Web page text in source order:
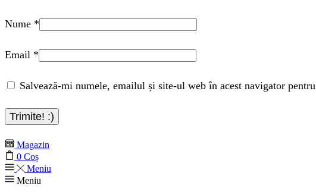
Nume *
Email *
Salvează-mi numele, emailul și site-ul web în acest navigator
Magazin
0 Coș
Meniu
Meniu